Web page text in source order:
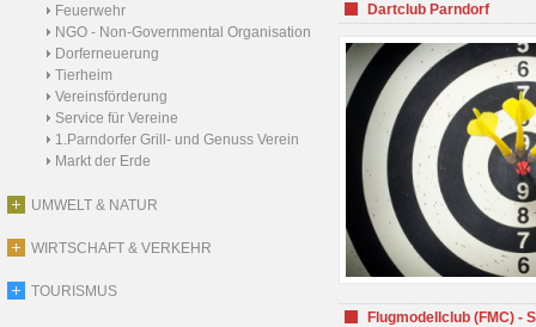
Feuerwehr
NGO - Non-Governmental Organisation
Dorferneuerung
Tierheim
Vereinsförderung
Service für Vereine
1.Parndorfer Grill- und Genuss Verein
Markt der Erde
UMWELT & NATUR
WIRTSCHAFT & VERKEHR
TOURISMUS
Dartclub Parndorf
Flugmodellclub (FMC) -